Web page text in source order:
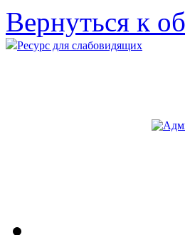
Вернуться к
Ресурс для слабовидящих